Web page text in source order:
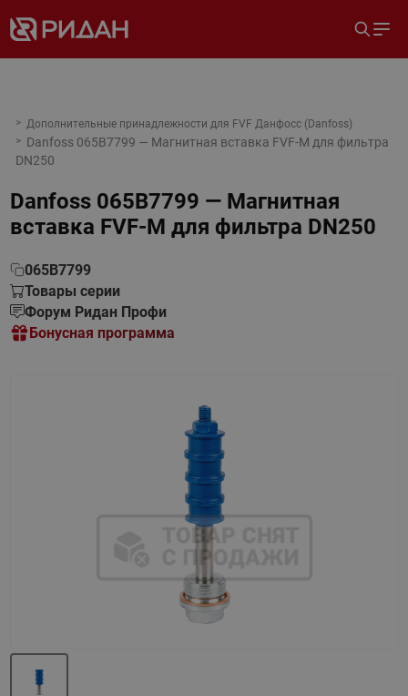
Дополнительные принадлежности для FVF Данфосс (Danfoss)
Danfoss 065B7799 — Магнитная вставка FVF-M для фильтра
DN250
Danfoss 065B7799 — Магнитная
вставка FVF-M для фильтра DN250
065B7799
Товары серии
Форум Ридан Профи
Бонусная программа